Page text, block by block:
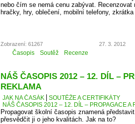
nebo čím se nemá cenu zabývat. Recenzovat
hračky, hry, oblečení, mobilní telefony,
Zobrazení: 61267 27. 3. 2012
Časopis Soutěž Recenze
NÁŠ ČASOPIS 2012 – 12. DÍL –
REKLAMA
JAK NA ČASÁK
SOUTĚŽE A CERTIFIKÁTY
NÁŠ ČASOPIS 2012 – 12. DÍL – PROPAGACE A
Propagovat školní časopis znamená
přesvědčit ji o jeho kvalitách. Jak na to?